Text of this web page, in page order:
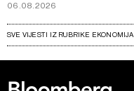
06.08.2026
SVE VIJESTI IZ RUBRIKE EKONOMIJA